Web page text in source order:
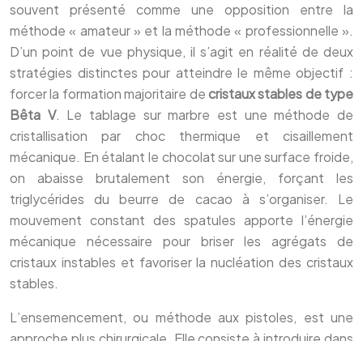
souvent présenté comme une opposition entre la
méthode « amateur » et la méthode « professionnelle ».
D’un point de vue physique, il s’agit en réalité de deux
stratégies distinctes pour atteindre le même objectif :
forcer la formation majoritaire decristaux stables de type
Bêta V. Le tablage sur marbre est une méthode de
cristallisation par choc thermique et cisaillement
mécanique. En étalant le chocolat sur une surface froide,
on abaisse brutalement son énergie, forçant les
triglycérides du beurre de cacao à s’organiser. Le
mouvement constant des spatules apporte l’énergie
mécanique nécessaire pour briser les agrégats de
cristaux instables et favoriser la nucléation des cristaux
stables.
L’ensemencement, ou méthode aux pistoles, est une